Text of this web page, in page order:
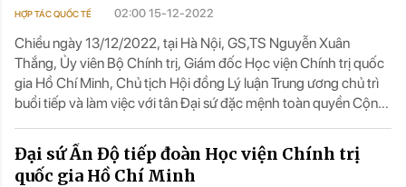
HỢP TÁC QUỐC TẾ 02:00 15-12-2022
Chiều ngày 13/12/2022, tại Hà Nội, GS,TS Nguyễn Xuân
Thắng, Ủy viên Bộ Chính trị, Giám đốc Học viện Chính trị quốc
gia Hồ Chí Minh, Chủ tịch Hội đồng Lý luận Trung ương chủ trì
buổi tiếp và làm việc với tân Đại sứ đặc mệnh toàn quyền Cộng
Đại sứ Ấn Độ tiếp đoàn Học viện Chính trị
quốc gia Hồ Chí Minh